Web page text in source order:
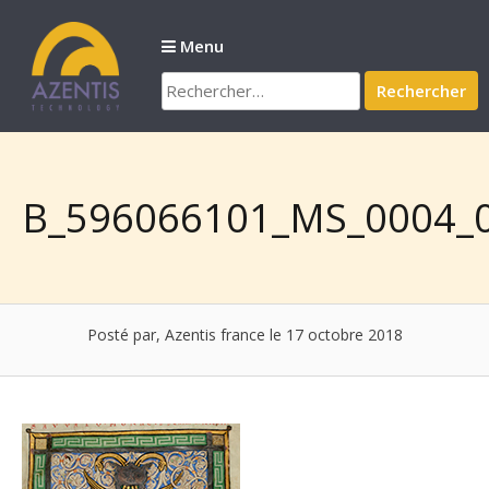
contenu
Menu
Rechercher :
Posté par, Azentis france le 17 octobre 2018